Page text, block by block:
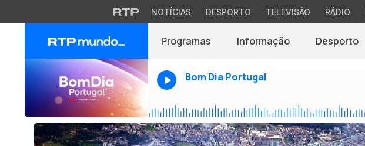
NOTÍCIAS DESPORTO TELEVISÃO RÁDIO
Programas Informação Desporto
Bom Dia Portugal